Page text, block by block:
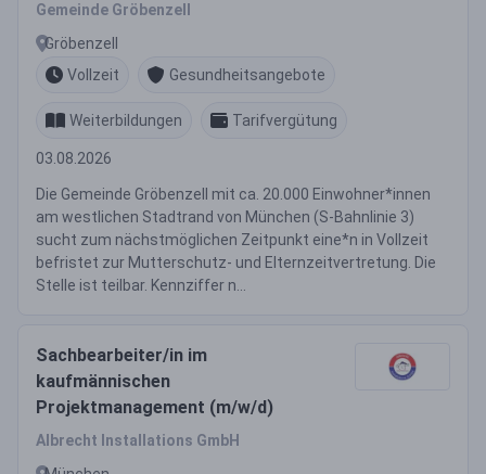
Gemeinde Gröbenzell
Gröbenzell
Vollzeit
Gesundheitsangebote
Weiterbildungen Tarifvergütung
03.08.2026
Die Gemeinde Gröbenzell mit ca. 20.000 Einwohner*innen
am westlichen Stadtrand von München (S-Bahnlinie 3)
sucht zum nächstmöglichen Zeitpunkt eine*n in Vollzeit
befristet zur Mutterschutz- und Elternzeitvertretung. Die
Stelle ist teilbar. Kennziffer n...
Sachbearbeiter/in im
kaufmännischen
Projektmanagement (m/w/d)
Albrecht Installations GmbH